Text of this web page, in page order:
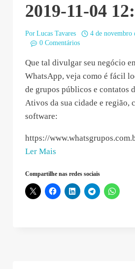
2019-11-04
Por Lucas Tavares
4 de novembro
0 Comentários
Que tal divulgar seu negócio
WhatsApp, veja como é fácil
de grupos públicos e contatos
Ativos da sua cidade e região,
software:
https://
Ler Mais
–
2019-
Compartilhe nas redes sociais